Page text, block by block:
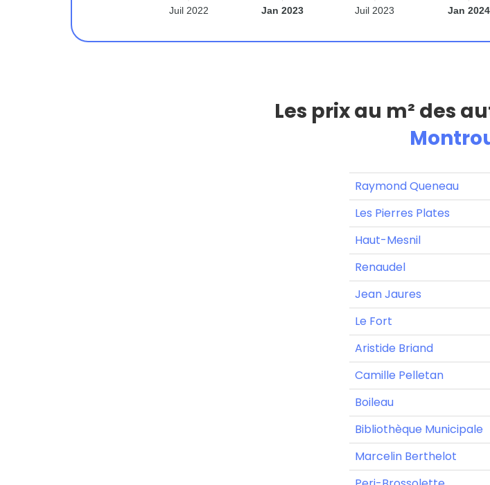
Juil 2022 Jan 2023 Juil 2023 Jan 2024
Les prix au m² des
Raymond Queneau
Les Pierres Plates
Haut-Mesnil
Renaudel
Jean Jaures
Le Fort
Aristide Briand
Camille Pelletan
Boileau
Bibliothèque Municipale
Marcelin Berthelot